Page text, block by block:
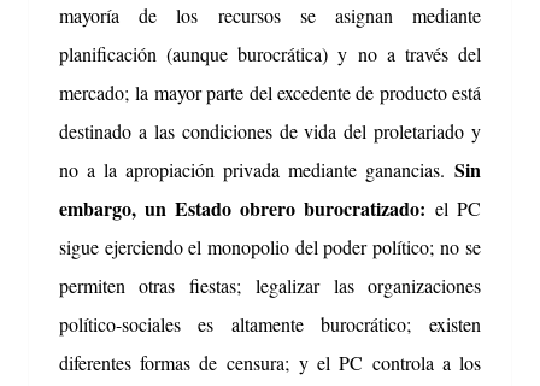
mayoría de los recursos se asignan mediante
planificación (aunque burocrática) y no a través del
mercado;la mayor parte del excedente de producto está
destinado a las condiciones de vida del proletariado y
no a la apropiación privada mediante ganancias. Sin
embargo, un Estado obrero burocratizado: el PC
sigue ejerciendo el monopolio del poder político;no se
permiten otras fiestas;legalizar las organizaciones
político-sociales es altamente burocrático; existen
diferentes formas de censura; y el PC controla a los